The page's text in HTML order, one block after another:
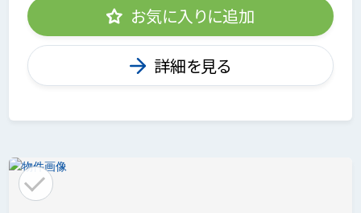
お気に入りに追加
詳細を見る